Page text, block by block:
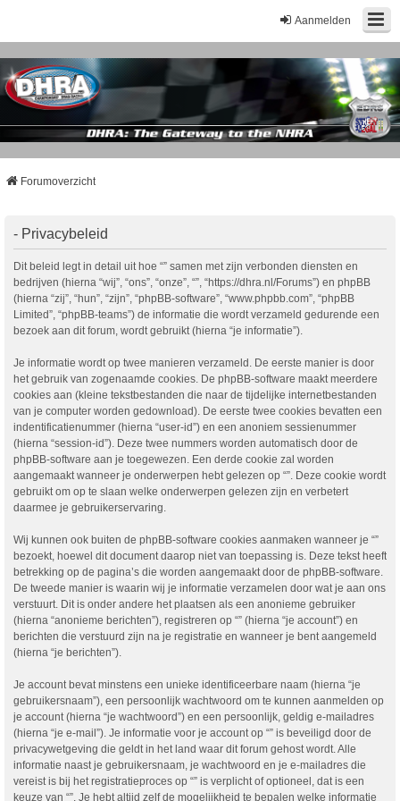
Aanmelden
Forumoverzicht
- Privacybeleid
Dit beleid legt in detail uit hoe “” samen met zijn verbonden diensten en
bedrijven (hierna “wij”, “ons”, “onze”, “”, “https://dhra.nl/Forums”) en phpBB
(hierna “zij”, “hun”, “zijn”, “phpBB-software”, “www.phpbb.com”, “phpBB
Limited”, “phpBB-teams”) de informatie die wordt verzameld gedurende een
bezoek aan dit forum, wordt gebruikt (hierna “je informatie”).
Je informatie wordt op twee manieren verzameld. De eerste manier is door
het gebruik van zogenaamde cookies. De phpBB-software maakt meerdere
cookies aan (kleine tekstbestanden die naar de tijdelijke internetbestanden
van je computer worden gedownload). De eerste twee cookies bevatten een
indentificatienummer (hierna “user-id”) en een anoniem sessienummer
(hierna “session-id”). Deze twee nummers worden automatisch door de
phpBB-software aan je toegewezen. Een derde cookie zal worden
aangemaakt wanneer je onderwerpen hebt gelezen op “”. Deze cookie wordt
gebruikt om op te slaan welke onderwerpen gelezen zijn en verbetert
daarmee je gebruikerservaring.
Wij kunnen ook buiten de phpBB-software cookies aanmaken wanneer je “”
bezoekt, hoewel dit document daarop niet van toepassing is. Deze tekst heeft
betrekking op de pagina’s die worden aangemaakt door de phpBB-software.
De tweede manier is waarin wij je informatie verzamelen door wat je aan ons
verstuurt. Dit is onder andere het plaatsen als een anonieme gebruiker
(hierna “anonieme berichten”), registreren op “” (hierna “je account”) en
berichten die verstuurd zijn na je registratie en wanneer je bent aangemeld
(hierna “je berichten”).
Je account bevat minstens een unieke identificeerbare naam (hierna “je
gebruikersnaam”), een persoonlijk wachtwoord om te kunnen aanmelden op
je account (hierna “je wachtwoord”) en een persoonlijk, geldig e-mailadres
(hierna “je e-mail”). Je informatie voor je account op “” is beveiligd door de
privacywetgeving die geldt in het land waar dit forum gehost wordt. Alle
informatie naast je gebruikersnaam, je wachtwoord en je e-mailadres die
vereist is bij het registratieproces op “” is verplicht of optioneel, dat is een
keuze van “”. Je hebt altijd zelf de mogelijkheid te bepalen welke informatie